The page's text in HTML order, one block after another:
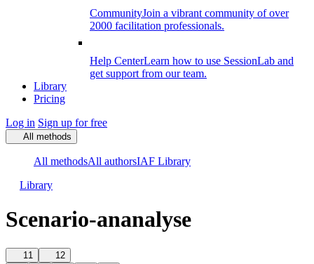
CommunityJoin a vibrant community of over
2000 facilitation professionals.
Help CenterLearn how to use SessionLab and
get support from our team.
Library
Pricing
Log in Sign up for free
All methods
All methodsAll authorsIAF Library
Library
Scenario-ananalyse
11 12